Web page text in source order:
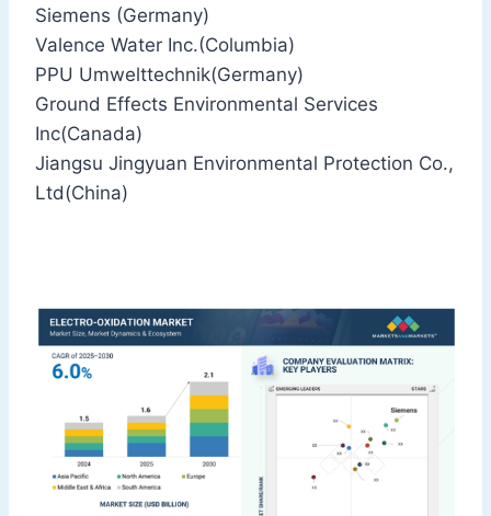
Siemens (Germany)
Valence Water Inc.(Columbia)
PPU Umwelttechnik(Germany)
Ground Effects Environmental Services
Inc(Canada)
Jiangsu Jingyuan Environmental Protection Co.,
Ltd(China)